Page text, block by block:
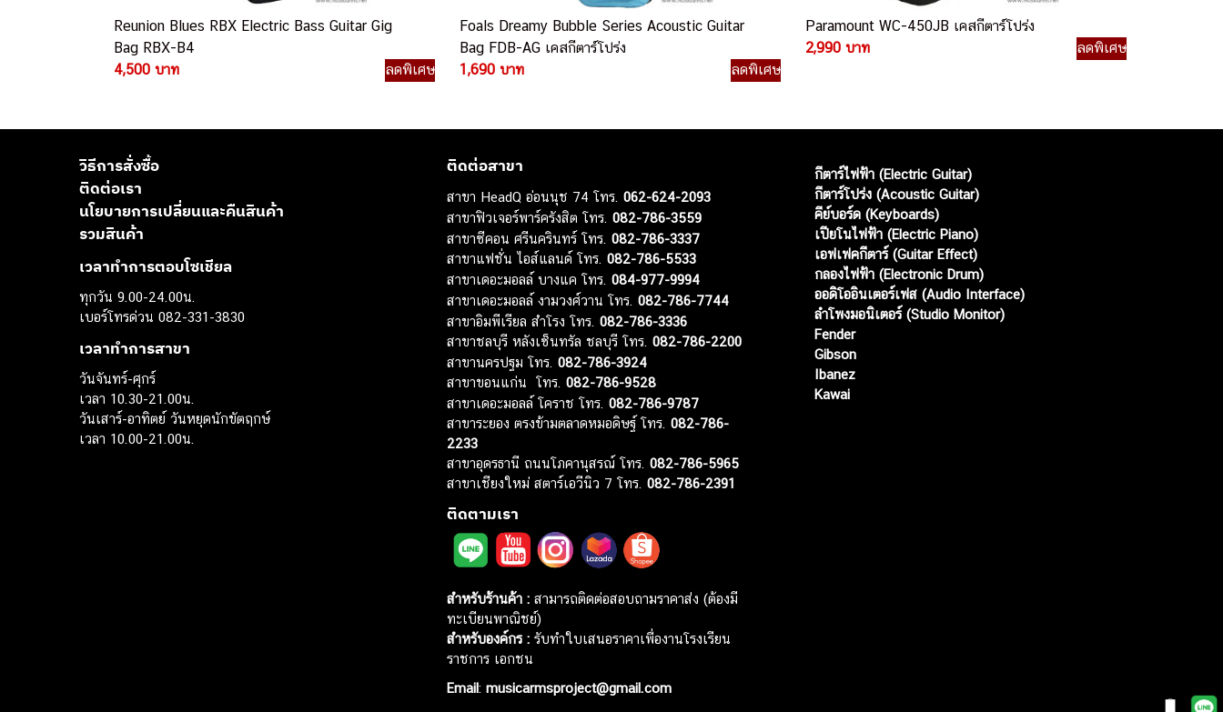
Reunion Blues RBX Electric Bass Guitar Gig
Bag RBX-B4
4,500 บาท
ลดพิเศษ
Foals Dreamy Bubble Series Acoustic Guitar
Bag FDB-AG เคสกีตาร์โปร่ง
1,690 บาท
ลดพิเศษ
Paramount WC-450JB เคสกีตาร์โปร่ง
2,990 บาท
ลดพิเศษ
วิธีการสั่งซื้อ
ติดต่อเรา
นโยบายการเปลี่ยนและคืนสินค้า
รวมสินค้า
เวลาทำการตอบโซเชียล
ทุกวัน 9.00-24.00น.
เบอร์โทรด่วน 082-331-3830
เวลาทำการสาขา
วันจันทร์-ศุกร์
เวลา 10.30-21.00น.
วันเสาร์-อาทิตย์ วันหยุดนักขัตฤกษ์
เวลา 10.00-21.00น.
ติดต่อสาขา
สาขา HeadQ อ่อนนุช 74 โทร.062-624-2093
สาขาฟิวเจอร์พาร์ครังสิต โทร.082-786-3559
สาขาซีคอน ศรีนครินทร์ โทร.082-786-3337
สาขาแฟชั่น ไอส์แลนด์ โทร.082-786-5533
สาขาเดอะมอลล์ บางแค โทร.084-977-9994
สาขาเดอะมอลล์ งามวงศ์วาน โทร.082-786-7744
สาขาอิมพีเรียล สำโรง โทร.082-786-3336
สาขาชลบุรี หลังเซ็นทรัล ชลบุรี โทร.082-786-2200
สาขานครปฐม โทร.082-786-3924
สาขาขอนแก่น โทร.082-786-9528
สาขาเดอะมอลล์ โคราช โทร.082-786-9787
สาขาระยอง ตรงข้ามตลาดหมอดิษฐ์ โทร.082-786-
2233
สาขาอุดรธานี ถนนโภคานุสรณ์ โทร.082-786-5965
สาขาเชียงใหม่ สตาร์เอวีนิว 7 โทร.082-786-2391
ติดตามเรา
สำหรับร้านค้า : สามารถติดต่อสอบถามราคาส่ง (ต้องมี
ทะเบียนพาณิชย์)
สำหรับองค์กร : รับทำใบเสนอราคาเพื่องานโรงเรียน
ราชการ เอกชน
Email: musicarmsproject@gmail.com
กีตาร์ไฟฟ้า (Electric Guitar)
กีตาร์โปร่ง (Acoustic Guitar)
คีย์บอร์ด (Keyboards)
เปียโนไฟฟ้า (Electric Piano)
เอฟเฟคกีตาร์ (Guitar Effect)
กลองไฟฟ้า (Electronic Drum)
ออดิโออินเตอร์เฟส (Audio Interface)
ลำโพงมอนิเตอร์ (Studio Monitor)
Fender
Gibson
Ibanez
Kawai